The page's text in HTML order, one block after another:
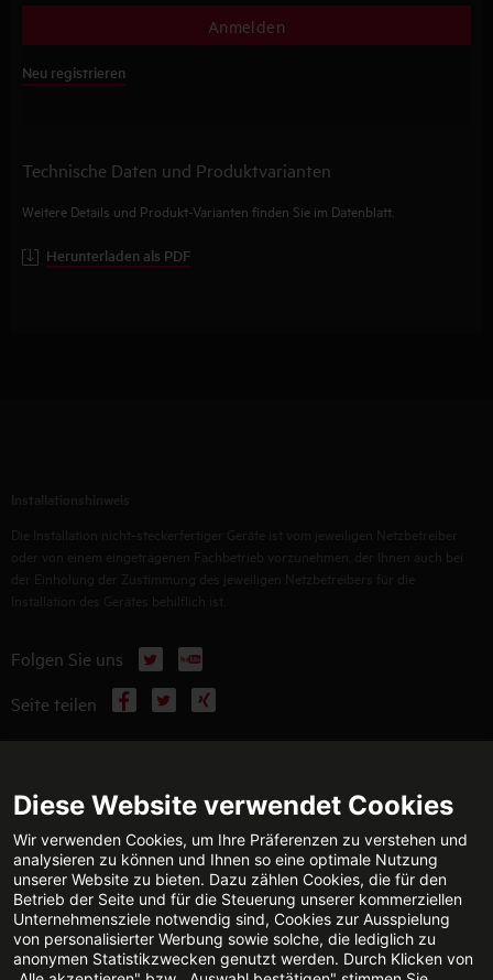
Anmelden
Neu registrieren
Technische Daten und Produktvarianten
Weitere Details und Produkt-Varianten finden Sie im Datenblatt.
Herunterladen als PDF
Folgen Sie uns X
YouTube
Seite teilen
Facebook
X Xing
TECHNISCHE BERATUNG
Jetzt anrufen
KONTAKT
E-Mail senden
Diese Website verwendet Cookies
Wir verwenden Cookies, um Ihre Präferenzen zu verstehen und
analysieren zu können und Ihnen so eine optimale Nutzung
unserer Website zu bieten. Dazu zählen Cookies, die für den
Betrieb der Seite und für die Steuerung unserer kommerziellen
Unternehmensziele notwendig sind, Cookies zur Ausspielung
von personalisierter Werbung sowie solche, die lediglich zu
anonymen Statistikzwecken genutzt werden. Durch Klicken von